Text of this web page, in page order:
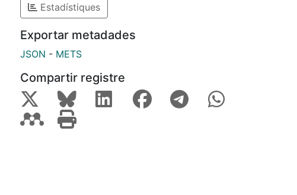
Estadístiques
Exportar metadades
JSON - METS
Compartir registre